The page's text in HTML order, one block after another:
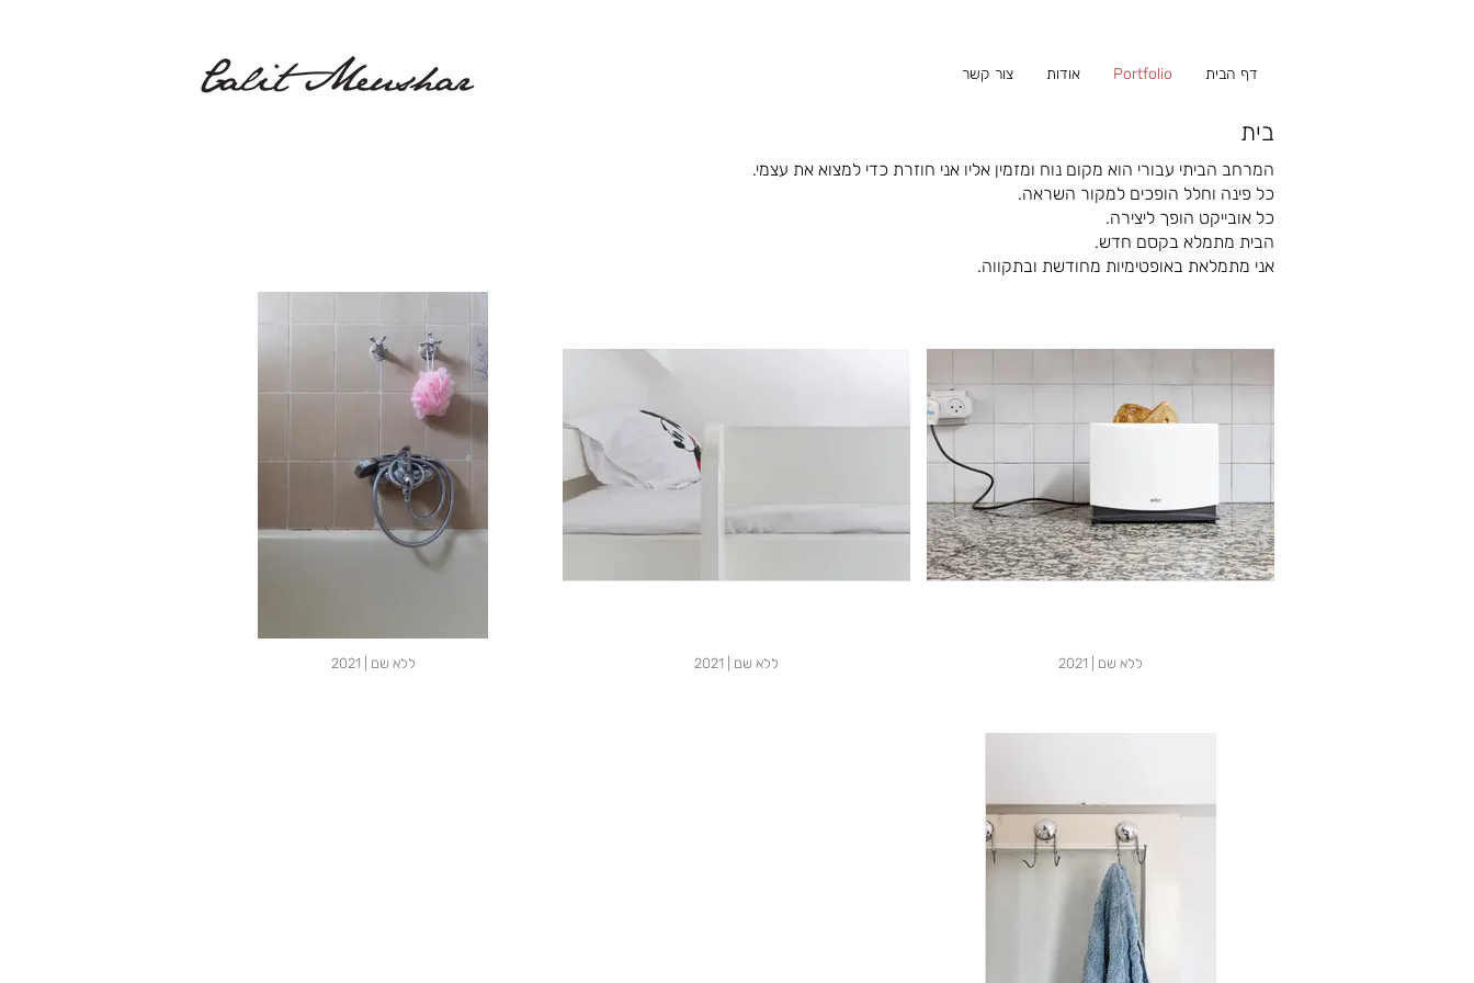
דף הבית Portfolio אודות צור קשר
בית
המרחב הביתי עבורי הוא מקום נוח ומזמין אליו אני חוזרת כדי למצוא את עצמי.
כל פינה וחלל הופכים למקור השראה.
כל אובייקט הופך ליצירה.
הבית מתמלא בקסם חדש.
אני מתמלאת באופטימיות מחודשת ובתקווה.
ללא שם | 2021 ללא שם | 2021 ללא שם | 2021